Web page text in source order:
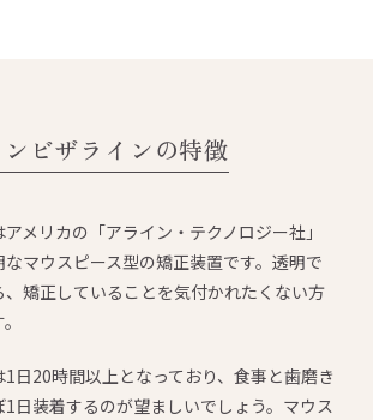
ンビザラインの特徴
メリカの「アライン・テクノロジー社」
マウスピース型の矯正装置です。透明で
矯正していることを気付かれたくない方
日20時間以上となっており、食事と歯磨き
日装着するのが望ましいでしょう。マウス